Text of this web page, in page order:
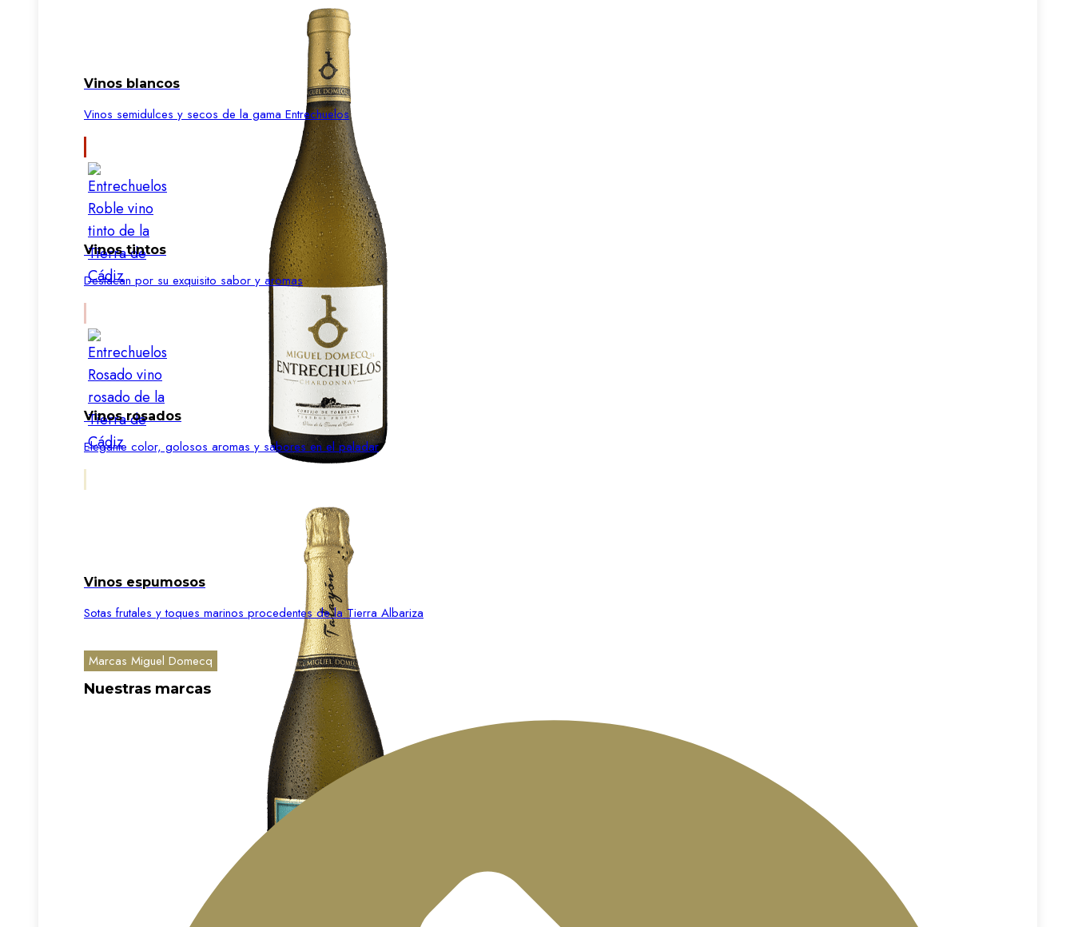
Vinos blancos
Vinos semidulces y secos de la gama Entrechuelos
Vinos tintos
Destacan por su exquisito sabor y aromas
Vinos rosados
Elegante color, golosos aromas y sabores en el paladar
Vinos espumosos
Sotas frutales y toques marinos procedentes de la Tierra Albariza
Marcas Miguel Domecq
Nuestras marcas